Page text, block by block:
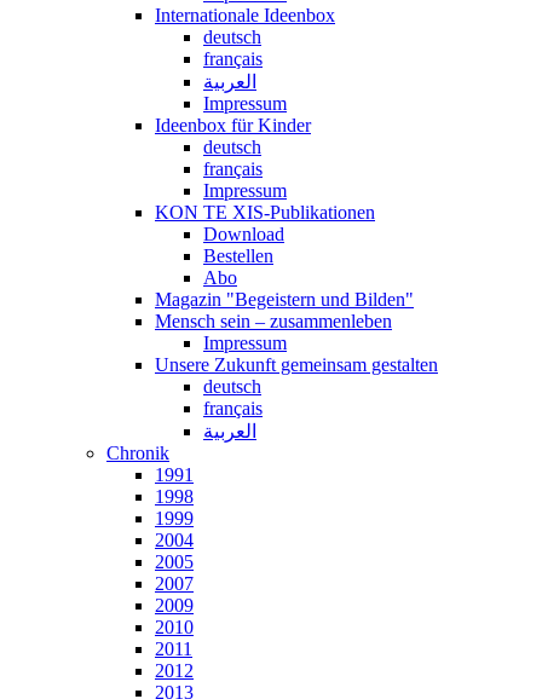
Internationale Ideenbox
deutsch
français
العربية
Impressum
Ideenbox für Kinder
deutsch
français
Impressum
KON TE XIS-Publikationen
Download
Bestellen
Abo
Magazin "Begeistern und Bilden"
Mensch sein – zusammenleben
Impressum
Unsere Zukunft gemeinsam gestalten
deutsch
français
العربية
Chronik
1991
1998
1999
2004
2005
2007
2009
2010
2011
2012
2013